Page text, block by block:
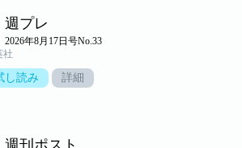
週プレ
2026年8月17日号No.33
社
し読み 詳細
週刊ポスト